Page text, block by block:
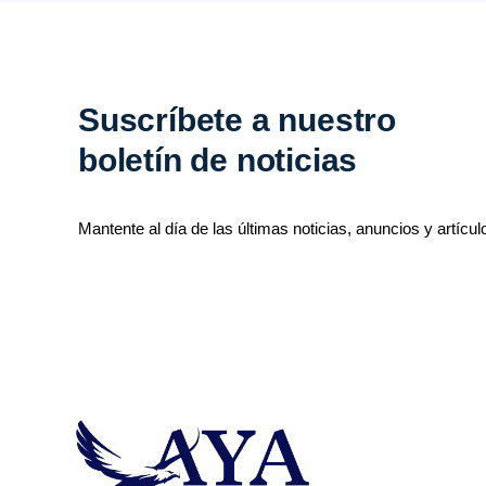
Suscríbete a nuestro
boletín de noticias
Mantente al día de las últimas noticias, anuncios y